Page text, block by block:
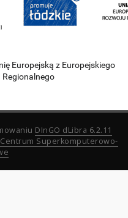
Europejską z Europejskiego
DInGO dLibra 6.2.11
Superkomputerowo-